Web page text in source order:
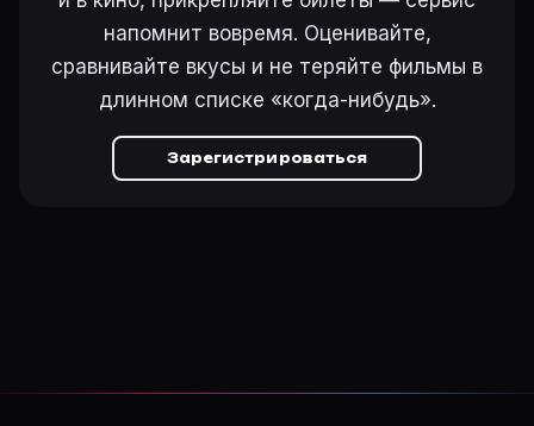
напомнит вовремя. Оценивайте,
сравнивайте вкусы и не теряйте фильмы в
длинном списке «когда-нибудь».
Зарегистрироваться